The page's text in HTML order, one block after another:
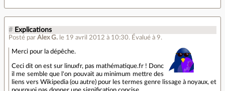
# Explications
Posté par Alex G. le 19 avril 2012 à 10:30. Évalué à 9.
Merci pour la dépêche.
Ceci dit on est sur linuxfr, pas mathématique.fr ! Donc
il me semble que l'on pouvait au minimum mettre des
liens vers Wikipedia (ou autre) pour les termes genre lissage à noyaux, et